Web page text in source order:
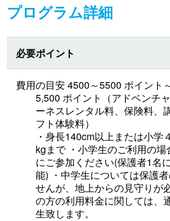
プログラム詳細
必要ポイント
費用の目安 4500～5500 ポイント
5,500 ポイント（アドベンチ
ーネスレンタル料、保険料、
フト体験料）
・身長140cm以上または小学
kgまで ・小学生のご利用の
にご参加ください(保護者1名
能) ・中学生については保護
せんが、地上からの見守りが
の方の利用料金に関しては、
生致します。